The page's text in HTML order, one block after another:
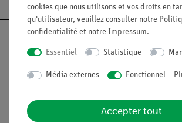
Nach oben
Légal
cookies que nous utilisons et vos droits en
qu'utilisateur, veuillez consulter notre
confidentialité et notre Impressum.
Essentiel Statistique
Média externes Fonctionnel
Accepter tout